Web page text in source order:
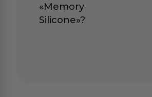
«Memory
Silicone»?